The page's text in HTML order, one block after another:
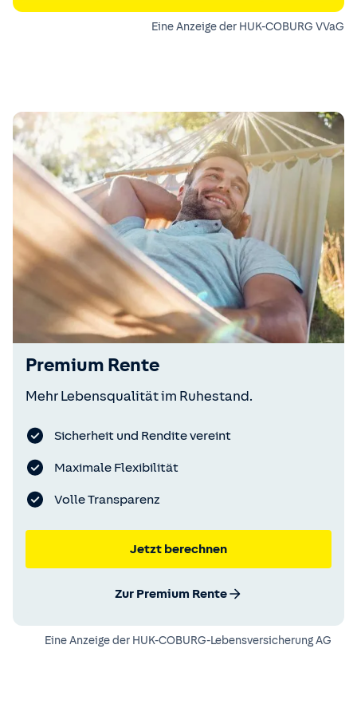
Eine Anzeige der HUK-COBURG VVaG
Premium Rente
Mehr Lebensqualität im Ruhestand.
Sicherheit und Rendite vereint
Maximale Flexibilität
Volle Transparenz
Jetzt berechnen
Zur Premium Rente
Eine Anzeige der HUK-COBURG-Lebensversicherung AG